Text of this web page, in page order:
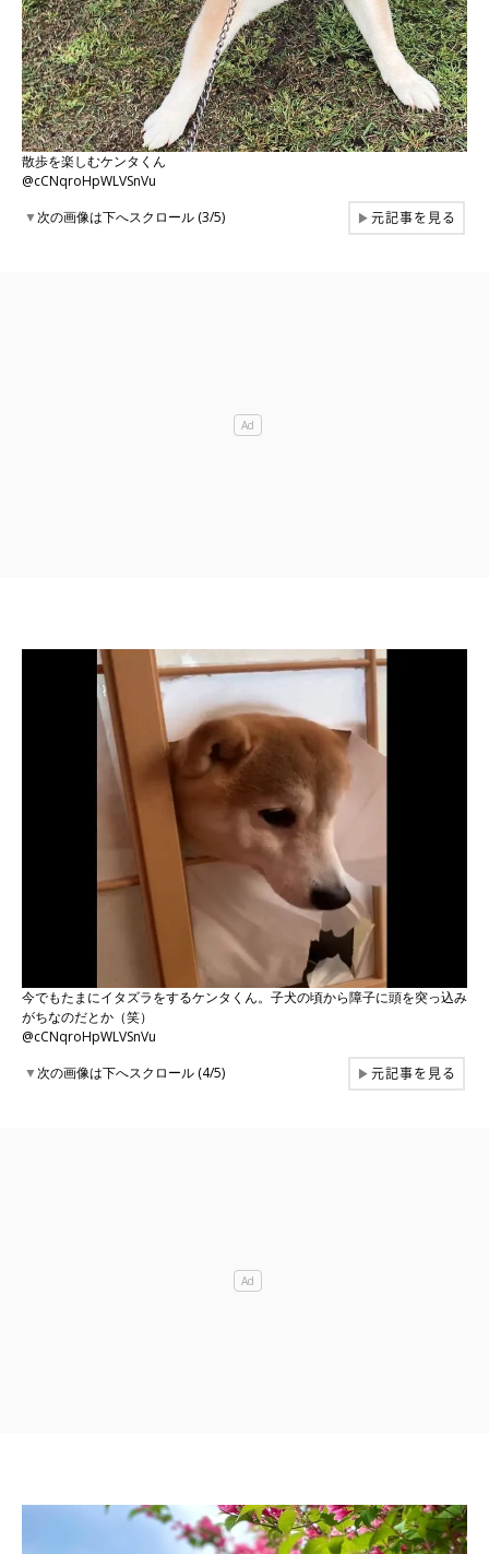
散歩を楽しむケンタくん
@cCNqroHpWLVSnVu
▼次の画像は下へスクロール (3/5) ▶元記事を見る
今でもたまにイタズラをするケンタくん。子犬の頃から障子に頭を突っ込み
がちなのだとか（笑）
@cCNqroHpWLVSnVu
▼次の画像は下へスクロール (4/5) ▶元記事を見る